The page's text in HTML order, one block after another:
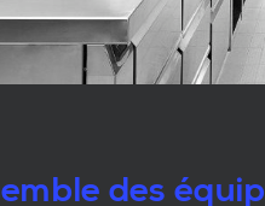
des